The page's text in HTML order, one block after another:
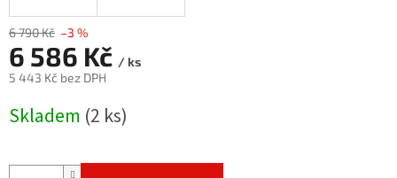
6 790 Kč –3 %
6 586 Kč / ks
5 443 Kč bez DPH
cena:
Skladem (2 ks)